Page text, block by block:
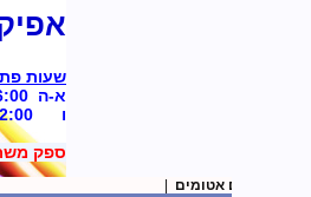
שעות
א-ה 08:00-16:00
ו 08:00-12:00
ספק משרד
|